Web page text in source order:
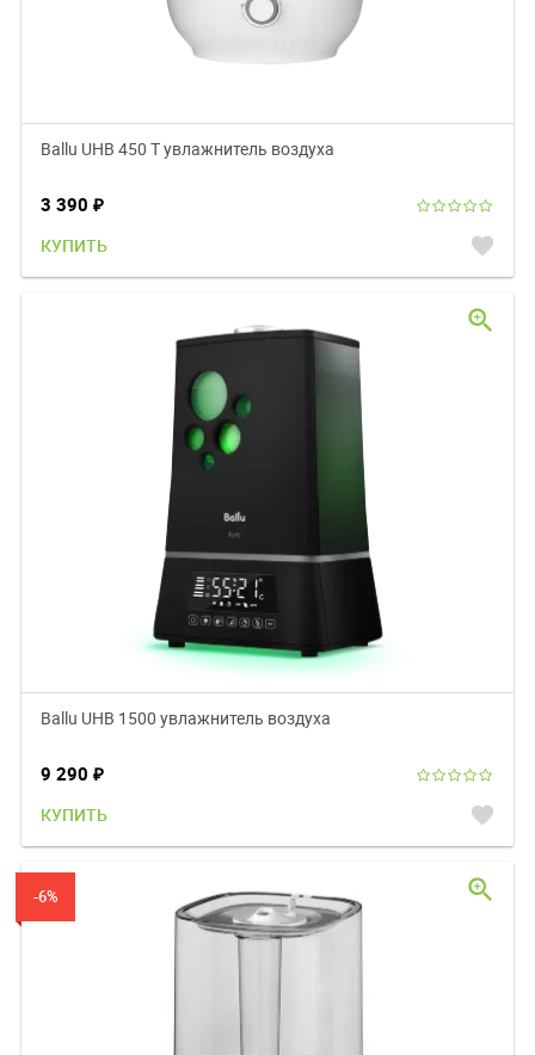
Ballu UHB 450 T увлажнитель воздуха
3 390 ₽
КУПИТЬ favorite
Ballu UHB 1500 увлажнитель воздуха
9 290 ₽
КУПИТЬ favorite
zoom_in
-6% zoom_in